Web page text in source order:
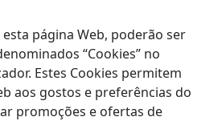
página Web, poderão ser
“Cookies” no
Estes Cookies permitem
aos gostos e preferências do
promoções e ofertas de